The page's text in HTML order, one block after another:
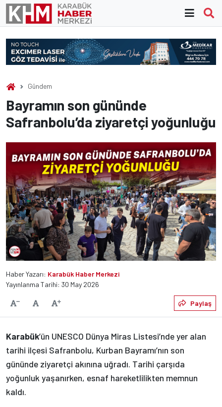
Skip
content
Gündem
Bayramın son gününde
Safranbolu’da ziyaretçi yoğunluğu
Haber Yazarı: Karabük Haber Merkezi
Yayınlanma Tarihi: 30 May 2026
Yazıyı KüçültVarsayılanYazıyı Büyüt Paylaş
Karabük’ün UNESCO Dünya Miras Listesi’nde yer alan
tarihi ilçesi Safranbolu, Kurban Bayramı’nın son
gününde ziyaretçi akınına uğradı. Tarihi çarşıda
yoğunluk yaşanırken, esnaf hareketlilikten memnun
kaldı.